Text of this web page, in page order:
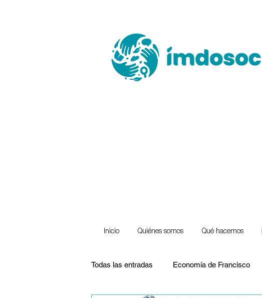
Inicio Quiénes somos Qué hacemos
Todas las entradas Economía de Francisco